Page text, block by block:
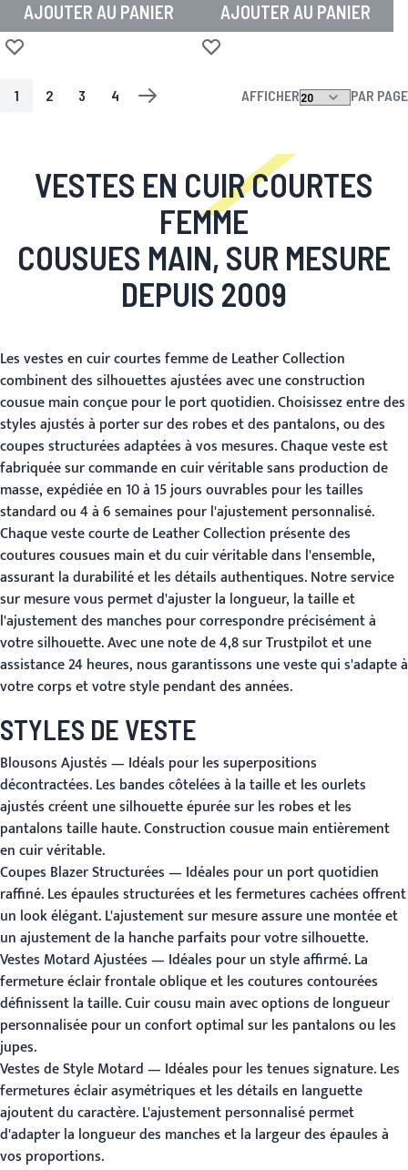
AJOUTER AU PANIER
Ajouter à la liste d'achats
AJOUTER AU PANIER
Ajouter à la liste d'achats
PAGEVOUS LISEZ ACTUELLEMENT LA PAGE
1
PAGE
2
PAGE
3
PAGE
4
PAGE
SUIV.
AFFICHER PAR PAGE
VESTES EN CUIR COURTES
FEMME
COUSUES MAIN, SUR MESURE
DEPUIS 2009
Les vestes en cuir courtes femme de Leather Collection
combinent des silhouettes ajustées avec une construction
cousue main conçue pour le port quotidien. Choisissez entre des
styles ajustés à porter sur des robes et des pantalons, ou des
coupes structurées adaptées à vos mesures. Chaque veste est
fabriquée sur commande en cuir véritable sans production de
masse, expédiée en 10 à 15 jours ouvrables pour les tailles
standard ou 4 à 6 semaines pour l'ajustement personnalisé.
Chaque veste courte de Leather Collection présente des
coutures cousues main et du cuir véritable dans l'ensemble,
assurant la durabilité et les détails authentiques. Notre service
sur mesure vous permet d'ajuster la longueur, la taille et
l'ajustement des manches pour correspondre précisément à
votre silhouette. Avec une note de 4,8 sur Trustpilot et une
assistance 24 heures, nous garantissons une veste qui s'adapte à
votre corps et votre style pendant des années.
STYLES DE VESTE
Blousons Ajustés— Idéals pour les superpositions
décontractées. Les bandes côtelées à la taille et les ourlets
ajustés créent une silhouette épurée sur les robes et les
pantalons taille haute. Construction cousue main entièrement
en cuir véritable.
Coupes Blazer Structurées— Idéales pour un port quotidien
raffiné. Les épaules structurées et les fermetures cachées offrent
un look élégant. L'ajustement sur mesure assure une montée et
un ajustement de la hanche parfaits pour votre silhouette.
Vestes Motard Ajustées— Idéales pour un style affirmé. La
fermeture éclair frontale oblique et les coutures contourées
définissent la taille. Cuir cousu main avec options de longueur
personnalisée pour un confort optimal sur les pantalons ou les
jupes.
Vestes de Style Motard— Idéales pour les tenues signature. Les
fermetures éclair asymétriques et les détails en languette
ajoutent du caractère. L'ajustement personnalisé permet
d'adapter la longueur des manches et la largeur des épaules à
vos proportions.